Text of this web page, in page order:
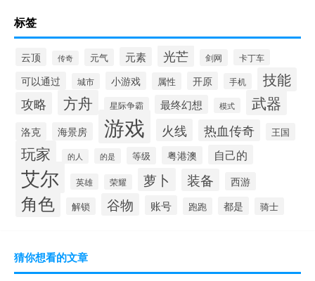
标签
云顶 传奇 元气 元素 光芒 剑网 卡丁车
可以通过 城市 小游戏 属性 开原 手机 技能
攻略 方舟 星际争霸 最终幻想 模式 武器
洛克 海景房 游戏 火线 热血传奇 王国
玩家 的人 的是 等级 粤港澳 自己的
艾尔 英雄 荣耀 萝卜 装备 西游
角色 解锁 谷物 账号 跑跑 都是 骑士
猜你想看的文章